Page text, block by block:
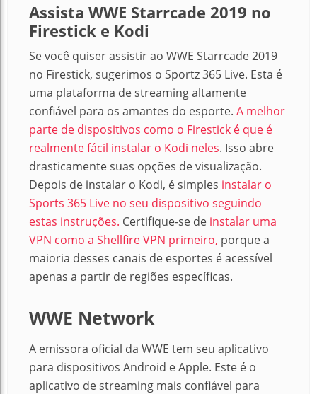
Assista WWE Starrcade 2019 no
Firestick e Kodi
Se você quiser assistir ao WWE Starrcade 2019
no Firestick, sugerimos o Sportz 365 Live. Esta é
uma plataforma de streaming altamente
confiável para os amantes do esporte. A melhor
parte de dispositivos como o Firestick é que é
realmente fácil instalar o Kodi neles. Isso abre
drasticamente suas opções de visualização.
Depois de instalar o Kodi, é simples instalar o
Sports 365 Live no seu dispositivo seguindo
estas instruções. Certifique-se de instalar uma
VPN como a Shellfire VPN primeiro, porque a
maioria desses canais de esportes é acessível
apenas a partir de regiões específicas.
WWE Network
A emissora oficial da WWE tem seu aplicativo
para dispositivos Android e Apple. Este é o
aplicativo de streaming mais confiável para